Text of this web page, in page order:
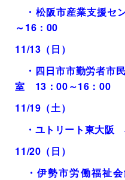
・松阪市産業支援
～16 ： 00
11/13 （日）
・四日市市勤労者市
室 13 ：00～16 ：00
11/19 （土）
・ユトリート東大阪
11/20 （日）
・伊勢市労働福祉